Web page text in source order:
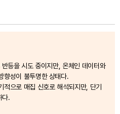
등을 시도 중이지만, 온체인 데이터와
향성이 불투명한 상태다.
으로 매집 신호로 해석되지만, 단기
다.